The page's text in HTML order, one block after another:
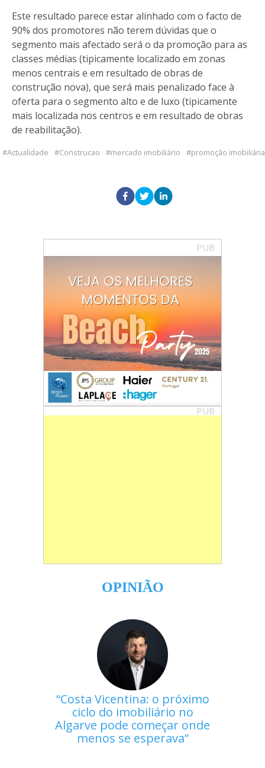
Este resultado parece estar alinhado com o facto de
90% dos promotores não terem dúvidas que o
segmento mais afectado será o da promoção para as
classes médias (tipicamente localizado em zonas
menos centrais e em resultado de obras de
construção nova), que será mais penalizado face à
oferta para o segmento alto e de luxo (tipicamente
mais localizada nos centros e em resultado de obras
de reabilitação).
Actualidade Construcao mercado imobiliário promoção imobiliária
PUB
PUB
OPINIÃO
Costa Vicentina: o próximo
ciclo do imobiliário no
Algarve pode começar onde
menos se esperava